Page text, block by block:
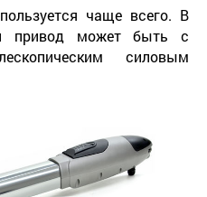
чаще всего. В
привод может быть с
силовым